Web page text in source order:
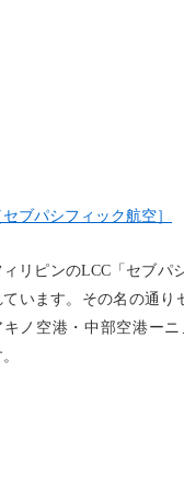
セブパシフィック航空］
ィリピンのLCC「セブパ
ています。その名の通り
キノ空港・中部空港ー